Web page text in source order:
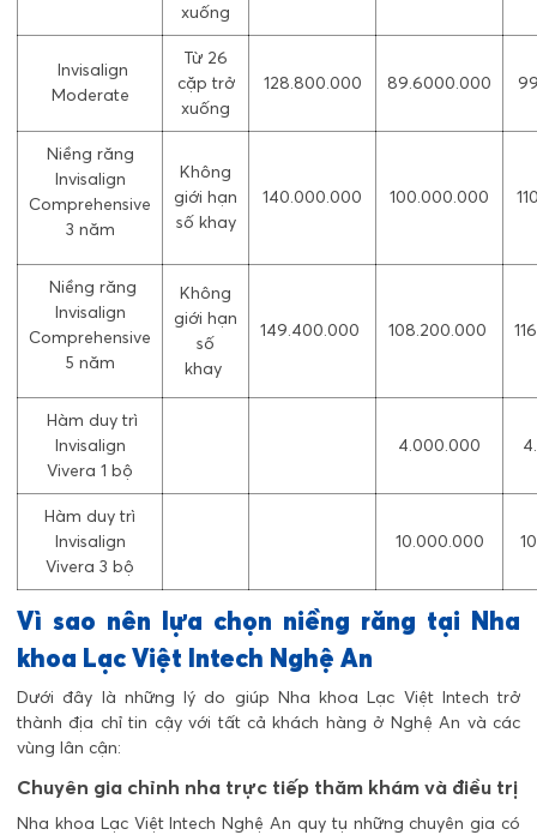
xuống
Invisalign
Moderate
Từ 26
cặp trở
xuống
128.800.000 89.6000.000
Niềng răng
Invisalign
Comprehensive
3 năm
Không
giới hạn
số khay
140.000.000 100.000.000
Niềng răng
Invisalign
Comprehensive
5 năm
Không
giới hạn
số
khay
149.400.000 108.200.000
Hàm duy trì
Invisalign
Vivera 1 bộ
4.000.000
Hàm duy trì
Invisalign
Vivera 3 bộ
10.000.000
Vì sao nên lựa chọn niềng răng tại Nha
khoa Lạc Việt Intech Nghệ An
Dưới đây là những lý do giúp Nha khoa Lạc Việt Intech trở
thành địa chỉ tin cậy với tất cả khách hàng ở Nghệ An và các
vùng lân cận:
Chuyên gia chỉnh nha trực tiếp thăm khám và điều trị
Nha khoa Lạc Việt Intech Nghệ An quy tụ những chuyên gia có